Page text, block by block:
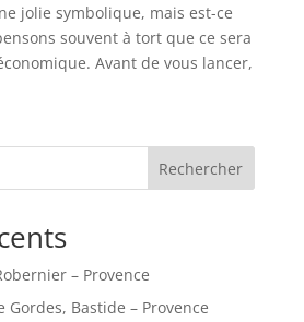
jolie symbolique, mais est-ce
souvent à tort que ce sera
Avant de vous lancer,
Rechercher
– Provence
Bastide – Provence